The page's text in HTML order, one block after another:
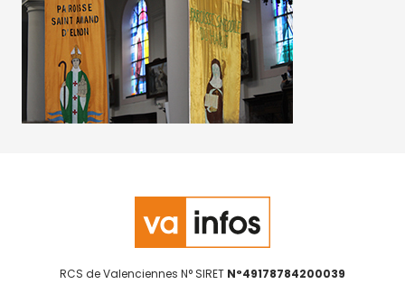
RCS de Valenciennes N° SIRET N°49178784200039